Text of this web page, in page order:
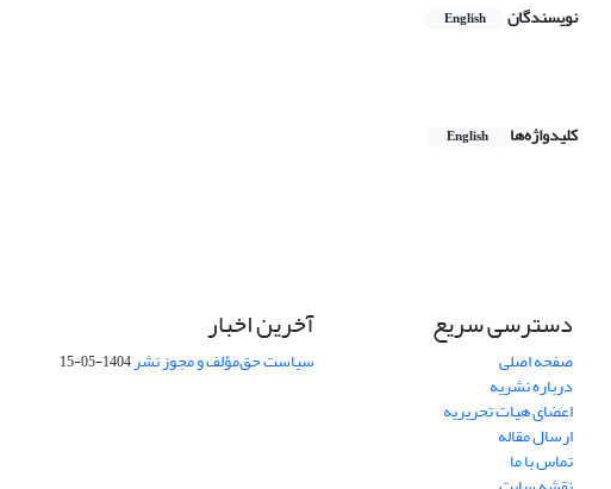
نویسندگان English
کلیدواژه‌ها
English
دسترسی سریع
صفحه اصلی
درباره نشریه
اعضای هیات تحریریه
ارسال مقاله
تماس با ما
آخرین اخبار
سیاست حق‌مؤلف و مجوز نشر1404-05-15